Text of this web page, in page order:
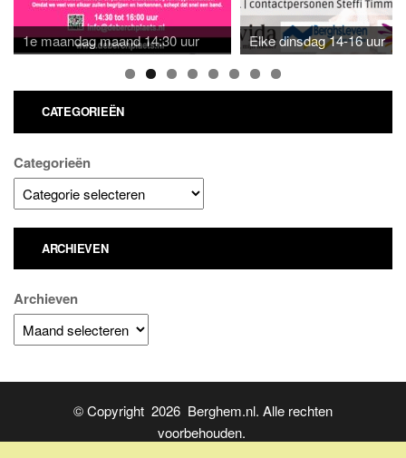
1e maandag maand 14:30 uur Elke dinsdag 14-16 uur
CATEGORIEËN
Categorieën
ARCHIEVEN
Archieven
© Copyright 2026 Berghem.nl. Alle rechten
voorbehouden.